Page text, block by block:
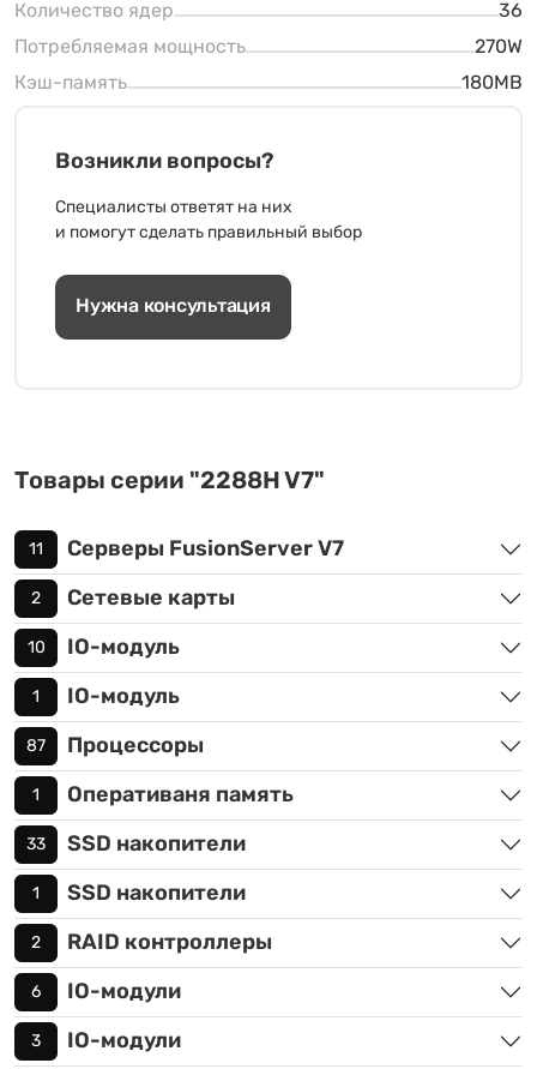
Количество ядер
36
Потребляемая мощность
270W
Кэш-память
180MB
Возникли вопросы?
Специалисты ответят на них
и помогут сделать правильный выбор
Нужна консультация
Товары серии "2288H V7"
11 Серверы FusionServer V7
2 Сетевые карты
10 IO-модуль
1 IO-модуль
87 Процессоры
1 Оперативаня память
33 SSD накопители
1 SSD накопители
2 RAID контроллеры
6 IO-модули
3 IO-модули